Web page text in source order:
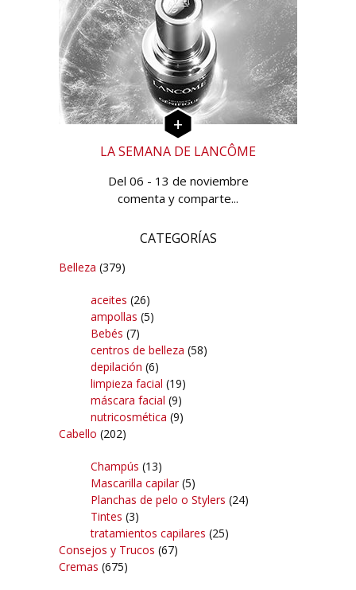
LA SEMANA DE LANCÔME
Del 06 - 13 de noviembre
comenta y comparte...
CATEGORÍAS
Belleza (379)
aceites (26)
ampollas (5)
Bebés (7)
centros de belleza (58)
depilación (6)
limpieza facial (19)
máscara facial (9)
nutricosmética (9)
Cabello (202)
Champús (13)
Mascarilla capilar(5)
Planchas de pelo o Stylers (24)
Tintes (3)
tratamientos capilares (25)
Consejos y Trucos (67)
Cremas (675)